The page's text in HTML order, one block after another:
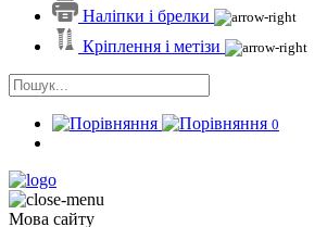
Наліпки і брелки
Кріплення і метізи
0
Мова сайту